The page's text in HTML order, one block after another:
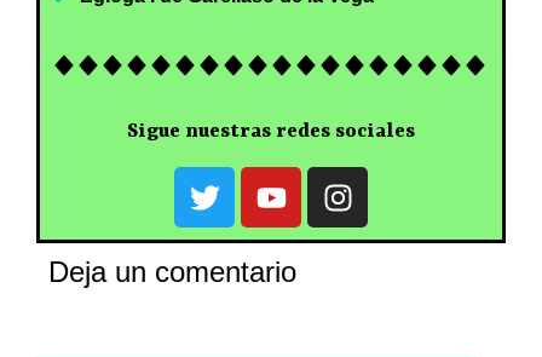
Sigue nuestras redes sociales
Deja un comentario